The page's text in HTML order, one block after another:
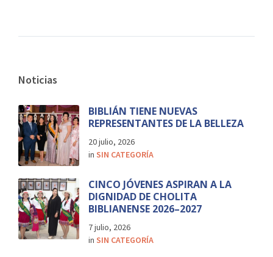
Noticias
BIBLIÁN TIENE NUEVAS
REPRESENTANTES DE LA BELLEZA
20 julio, 2026
in SIN CATEGORÍA
CINCO JÓVENES ASPIRAN A LA
DIGNIDAD DE CHOLITA
BIBLIANENSE 2026–2027
7 julio, 2026
in SIN CATEGORÍA